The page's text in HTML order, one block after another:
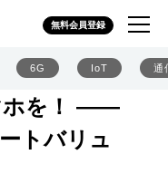
無料会員登録
6G IoT 通
ホを！ ――
トバリュ